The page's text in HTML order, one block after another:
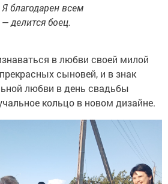
благодарен всем
делится боец.
в любви своей милой
сыновей, и в знак
любви в день свадьбы
кольцо в новом дизайне.